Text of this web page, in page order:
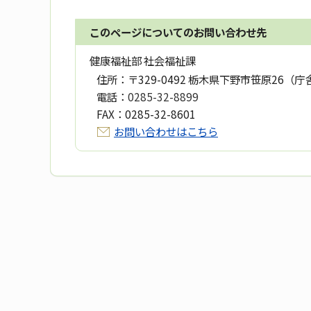
このページについてのお問い合わせ先
健康福祉部 社会福祉課
住所： 〒329-0492 栃木県下野市笹原26（庁
電話： 0285-32-8899
FAX： 0285-32-8601
お問い合わせはこちら